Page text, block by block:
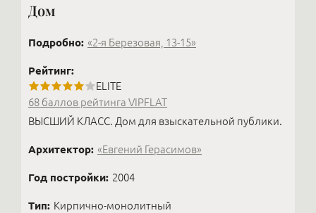
Дом
Подробно: «2-я Березовая, 13-15»
Рейтинг:
ELITE
68 баллов рейтинга VIPFLAT
ВЫСШИЙ КЛАСС. Дом для взыскательной публики.
Архитектор: «Евгений Герасимов»
Год постройки: 2004
Тип: Кирпично-монолитный